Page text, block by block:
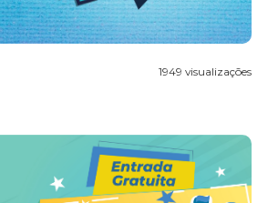
1949 visualizações